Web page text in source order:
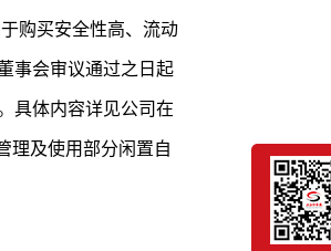
购买安全性高、流动
事会审议通过之日起
具体内容详见公司在
理及使用部分闲置自